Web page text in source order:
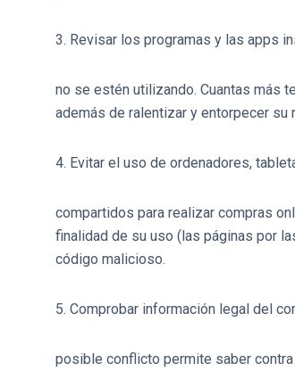
3. Revisar los programas y las apps
no se estén utilizando. Cuantas más
además de ralentizar y entorpecer su
4. Evitar el uso de ordenadores,
compartidos para realizar compras
finalidad de su uso (las páginas por
código malicioso.
5. Comprobar información legal del
posible conflicto permite saber